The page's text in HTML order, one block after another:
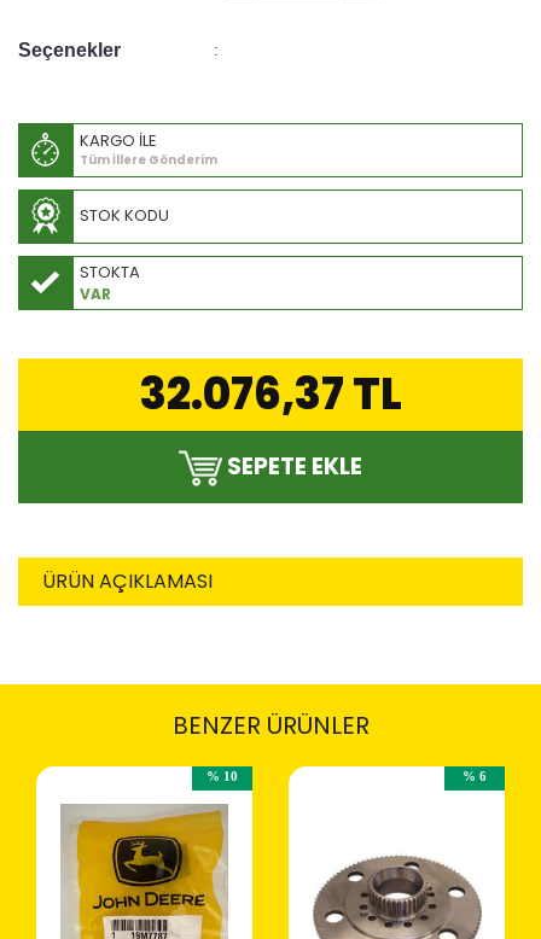
Seçenekler :
KARGO İLE
Tüm İllere Gönderim
STOK KODU
STOKTA
VAR
32.076,37 TL
SEPETE EKLE
ÜRÜN AÇIKLAMASI
BENZER ÜRÜNLER
% 10 % 6